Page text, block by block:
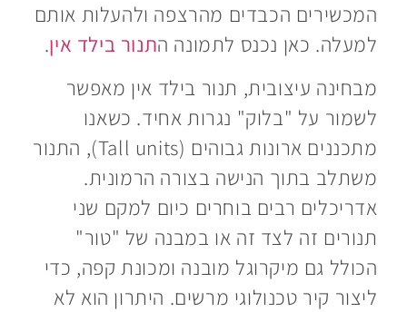
המכשירים הכבדים מהרצפה ולהעלות אותם
למעלה. כאן נכנס לתמונה התנור בילד אין.
מבחינה עיצובית, תנור בילד אין מאפשר
לשמור על "בלוק" נגרות אחיד. כשאנו
מתכננים ארונות גבוהים (Tall units), התנור
משתלב בתוך הנישה בצורה הרמונית.
אדריכלים רבים בוחרים כיום למקם שני
תנורים זה לצד זה או במבנה של "טור"
הכולל גם מיקרוגל מובנה ומכונת קפה, כדי
ליצור קיר טכנולוגי מרשים. היתרון הוא לא